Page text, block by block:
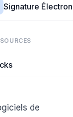
Signature
n'y paraît. En
conçus
français —
non-
expert-
de